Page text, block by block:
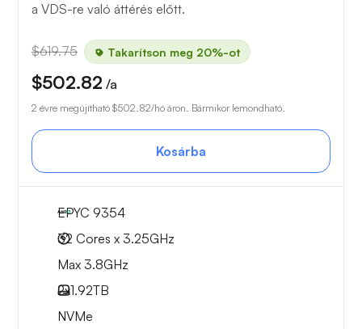
a VDS-re való áttérés előtt.
$619.75 Takarítson meg 20%-ot
$502.82 /a
2 évre megújítható $502.82/hó áron. Bármikor lemondható.
Kosárba
EPYC 9354
32 Cores x 3.25GHz
Max 3.8GHz
2x1.92TB
NVMe